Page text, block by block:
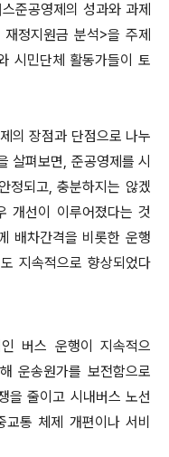
준공영제의 성과와 과제
정지원금 분석>을 주제
시민단체 활동가들이 토
의 장점과 단점으로 나누
살펴보면, 준공영제를 시
정되고, 충분하지는 않겠
개선이 이루어졌다는 것
배차간격을 비롯한 운행
지속적으로 향상되었다
버스 운행이 지속적으
운송원가를 보전함으로
을 줄이고 시내버스 노선
통 체제 개편이나 서비